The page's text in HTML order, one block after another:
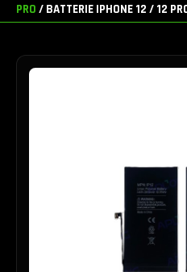
PRO / BATTERIE IPHONE 12 / 12